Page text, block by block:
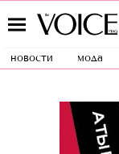
новости мода